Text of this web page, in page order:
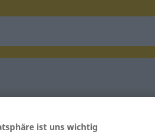
"bilek"
ist uns wichtig